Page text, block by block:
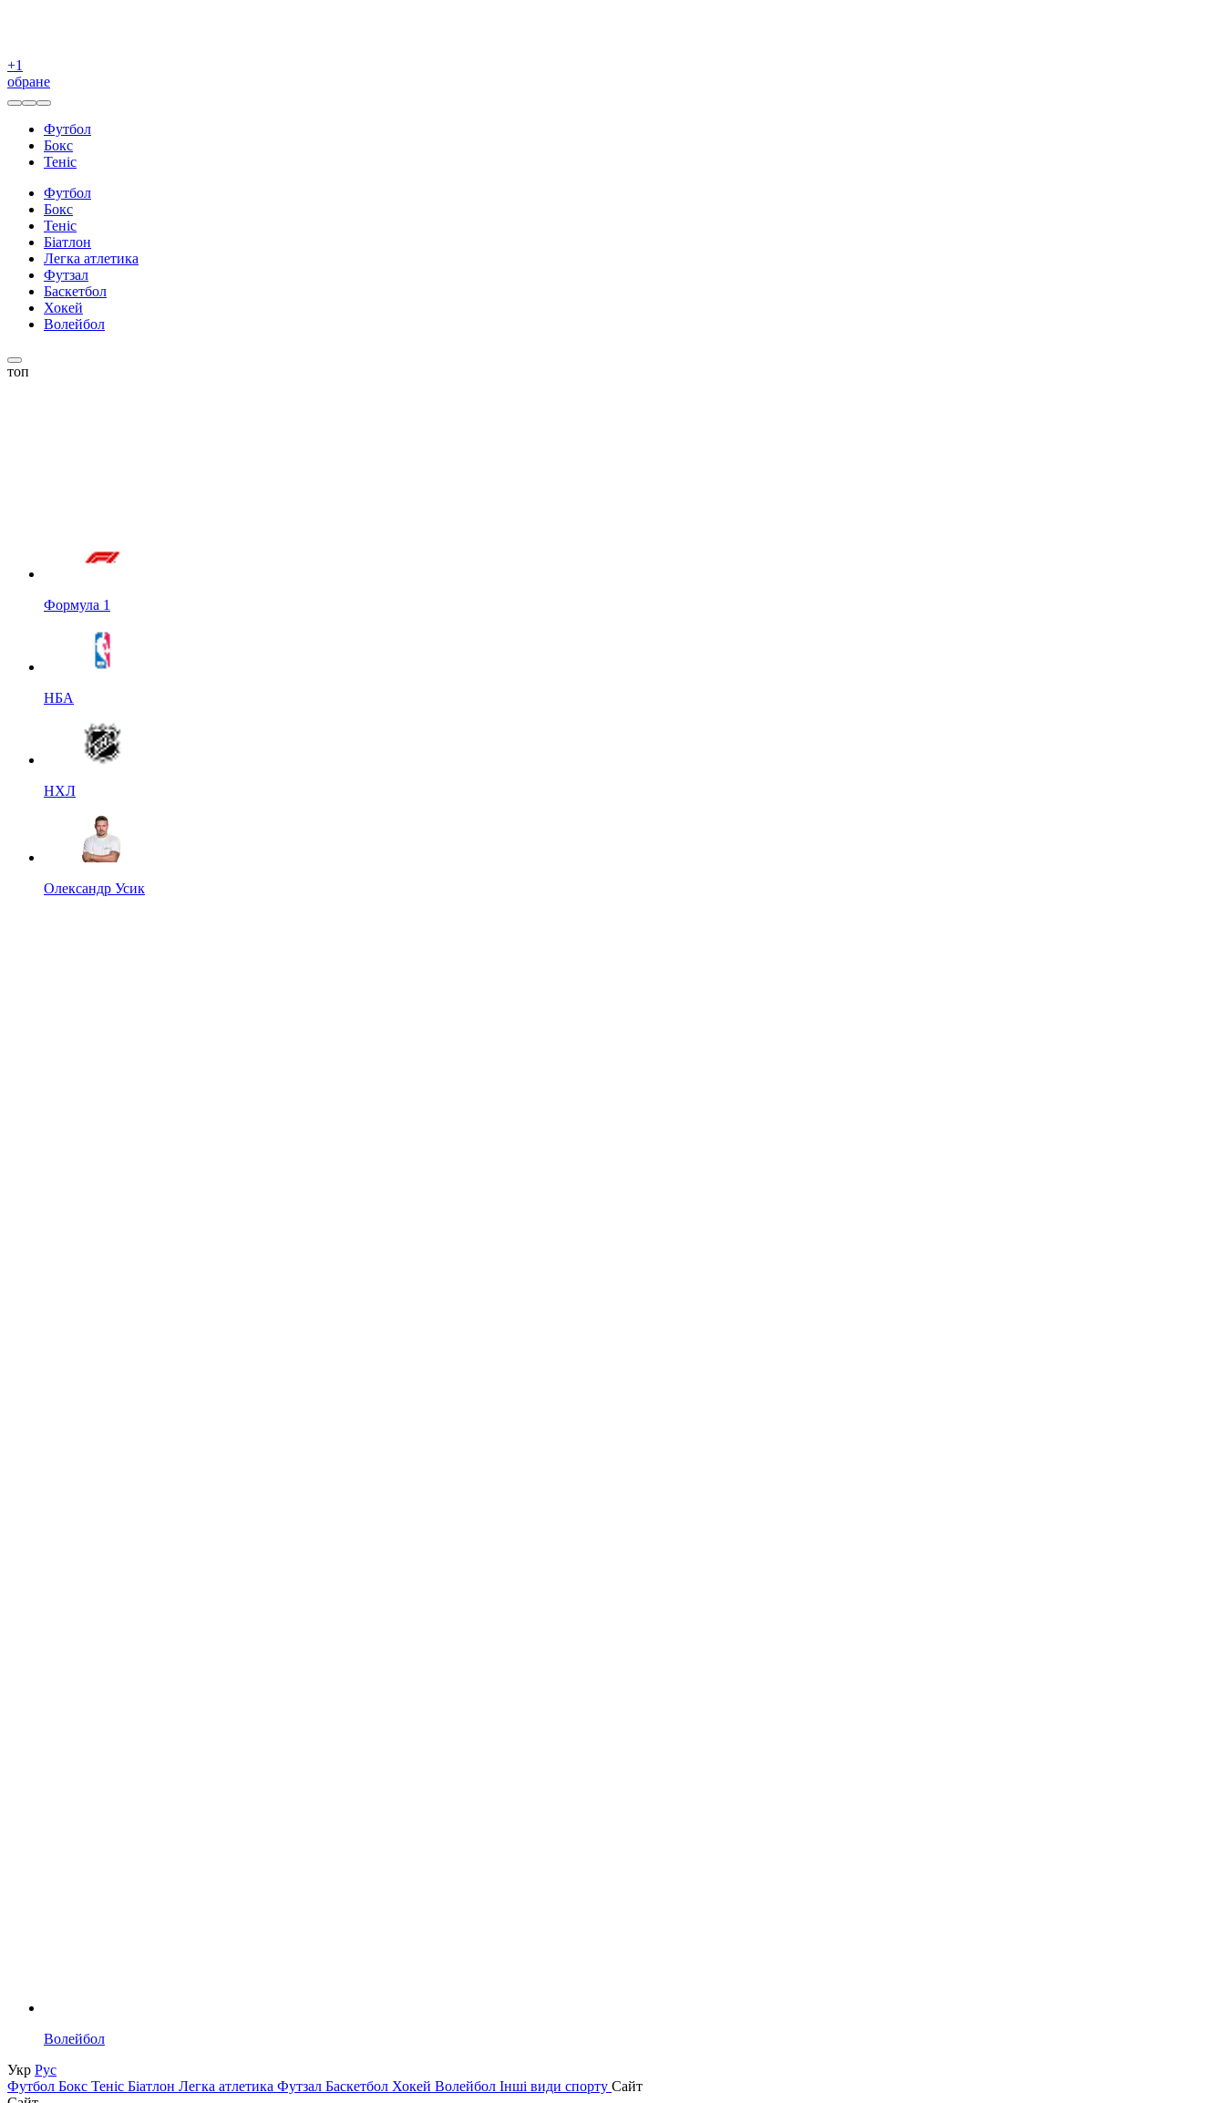
+1
обране
Футбол
Бокс
Теніс
Футбол
Бокс
Теніс
Біатлон
Легка атлетика
Футзал
Баскетбол
Хокей
Волейбол
топ
Формула 1
НБА
НХЛ
Олександр Усик
Волейбол
Укр Рус
Футбол Бокс Теніс Біатлон Легка атлетика Футзал Баскетбол Хокей Волейбол Інші види спорту Сайт